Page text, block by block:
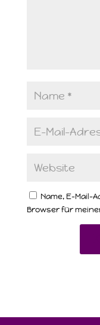
Name, E-Mail-
Browser für